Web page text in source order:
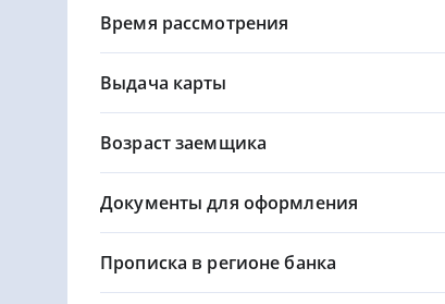
Время рассмотрения
Выдача карты
Возраст заемщика
Документы для оформления
Прописка в регионе банка